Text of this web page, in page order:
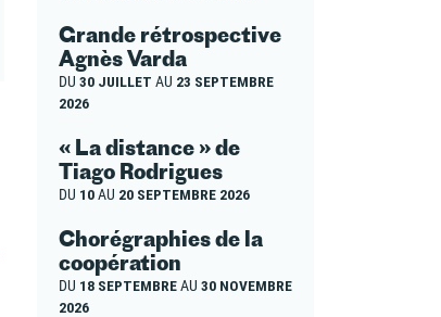
Grande rétrospective
Agnès Varda
DU 30 JUILLET AU 23 SEPTEMBRE
2026
« La distance » de
Tiago Rodrigues
DU 10AU 20 SEPTEMBRE 2026
Chorégraphies de la
coopération
DU 18 SEPTEMBREAU 30 NOVEMBRE
2026